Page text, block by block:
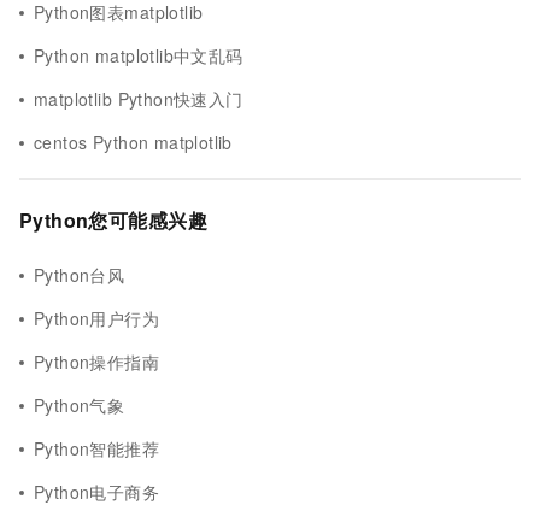
Python图表matplotlib
Python matplotlib中文乱码
matplotlib Python快速入门
centos Python matplotlib
Python您可能感兴趣
Python台风
Python用户行为
Python操作指南
Python气象
Python智能推荐
Python电子商务